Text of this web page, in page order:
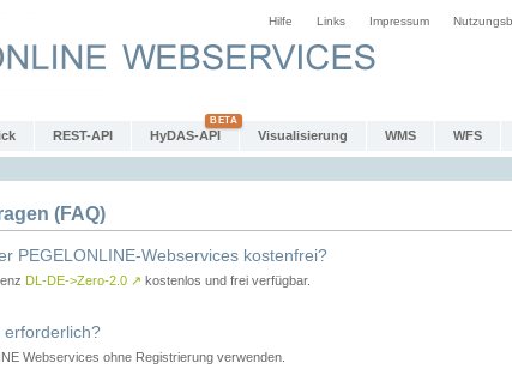
Hilfe Links Impressum
REST-API HyDAS-API Visualisierung WMS WFS
(FAQ)
PEGELONLINE-Webservices kostenfrei?
DL-DE->Zero-2.0 ↗ kostenlos und frei verfügbar.
erforderlich?
Webservices ohne Registrierung verwenden.